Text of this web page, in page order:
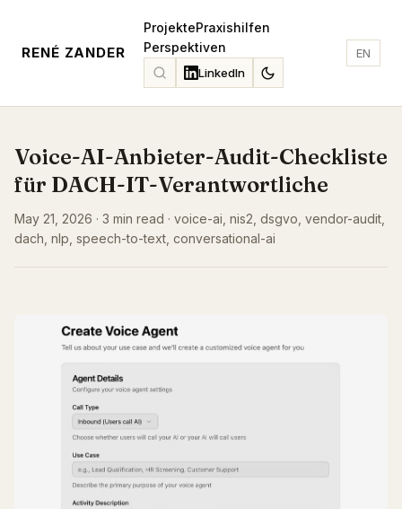
RENÉ ZANDER
ProjektePraxishilfen
Perspektiven
LinkedIn
EN
Voice-AI-Anbieter-Audit-Checkliste
für DACH-IT-Verantwortliche
May 21, 2026 · 3 min read · voice-ai, nis2, dsgvo, vendor-audit,
dach, nlp, speech-to-text, conversational-ai